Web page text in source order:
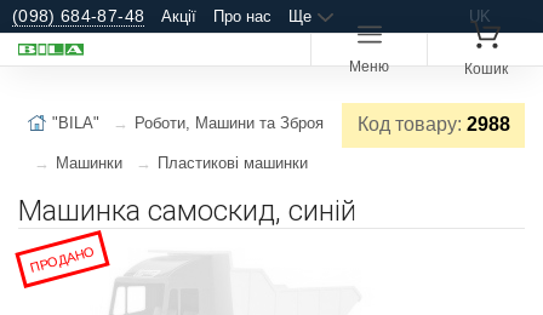
(098) 684-87-48 Акції Про нас Ще UK
Меню Кошик
Код товару: 2988
"BILA" Роботи, Машини та Зброя
Машинки Пластикові машинки
Машинка самоскид, синій
ПРОДАНО